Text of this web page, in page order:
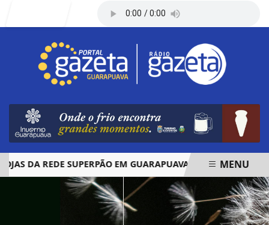
REDE SUPERPÃO EM GUARAPUAVA E PALMAS
EM ALTA
MENU